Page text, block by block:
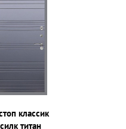
классик
титан